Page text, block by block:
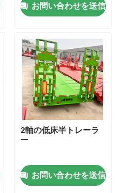
お問い合わせを送信
2軸の低床半トレーラ
ー
お問い合わせを送信